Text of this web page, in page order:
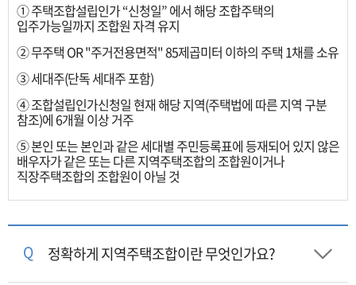
① 주택조합설립인가 “신청일” 에서 해당 조합주택의
입주가능일까지 조합원 자격 유지
② 무주택 OR "주거전용면적" 85제곱미터 이하의 주택 1채를 소유
③ 세대주(단독 세대주 포함)
④ 조합설립인가신청일 현재 해당 지역(주택법에 따른 지역 구분
참조)에 6개월 이상 거주
⑤ 본인 또는 본인과 같은 세대별 주민등록표에 등재되어 있지 않은
배우자가 같은 또는 다른 지역주택조합의 조합원이거나
직장주택조합의 조합원이 아닐 것
Q 정확하게 지역주택조합이란 무엇인가요?